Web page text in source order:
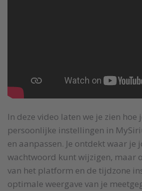
In deze video laten we je zien hoe
persoonlijke instellingen in
en aanpassen. Je ontdekt waar je
wachtwoord kunt wijzigen, maar
van het platform en de tijdzone
optimale weergave van je